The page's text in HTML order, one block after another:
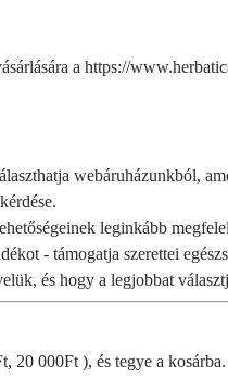
a https://
webáruházunkból,
leginkább
- támogatja szerettei
és hogy a legjobbat
20 000Ft ), és tegye a kosárba.